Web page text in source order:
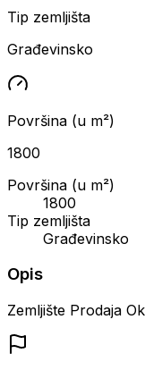
Tip zemljišta
Građevinsko
Površina (u m²)
1800
Površina (u m²)
1800
Tip zemljišta
Građevinsko
Opis
Zemljište Prodaja